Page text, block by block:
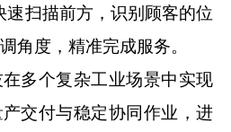
速扫描前方，识别顾客的位
角度，精准完成服务。
个复杂工业场景中实现
交付与稳定协同作业，进